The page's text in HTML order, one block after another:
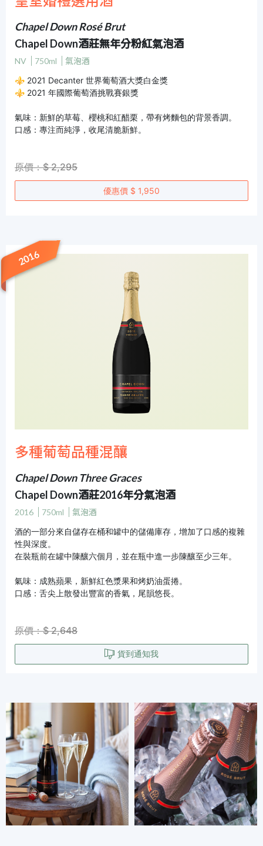
Chapel Down Rosé Brut
Chapel Down酒莊無年分粉紅氣泡酒
NV 750ml
氣泡酒
⚜ 2021 Decanter 世界葡萄酒大獎白金獎
⚜ 2021 年國際葡萄酒挑戰賽銀獎
氣味：新鮮的草莓、櫻桃和紅醋栗，帶有烤麵包的背景香調。
口感：專注而純淨，收尾清脆新鮮。
原價：$ 2,295
優惠價 $ 1,950
2016
多種葡萄品種混釀
Chapel Down Three Graces
Chapel Down酒莊2016年分氣泡酒
2016 750ml
氣泡酒
酒的一部分來自儲存在桶和罐中的儲備庫存，增加了口感的複雜
性與深度。
在裝瓶前在罐中陳釀六個月，並在瓶中進一步陳釀至少三年。
氣味：成熟蘋果，新鮮紅色漿果和烤奶油蛋捲。
口感：舌尖上散發出豐富的香氣，尾韻悠長。
原價：$ 2,648
貨到通知我